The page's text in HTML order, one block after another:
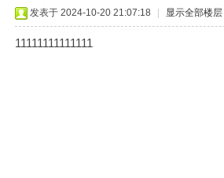
发表于 2024-10-20 21:07:18 显示全部楼层
11111111111111